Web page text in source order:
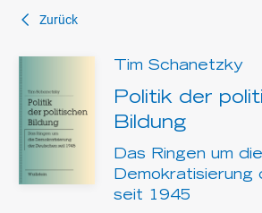
Zurück
Tim Schanetzky
Politik der
Bildung
Das Ringen um die
Demokratisierung
seit 1945